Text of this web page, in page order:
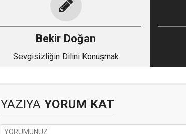
Bekir Doğan
Sevgisizliğin Dilini Konuşmak
YAZIYA YORUM KAT